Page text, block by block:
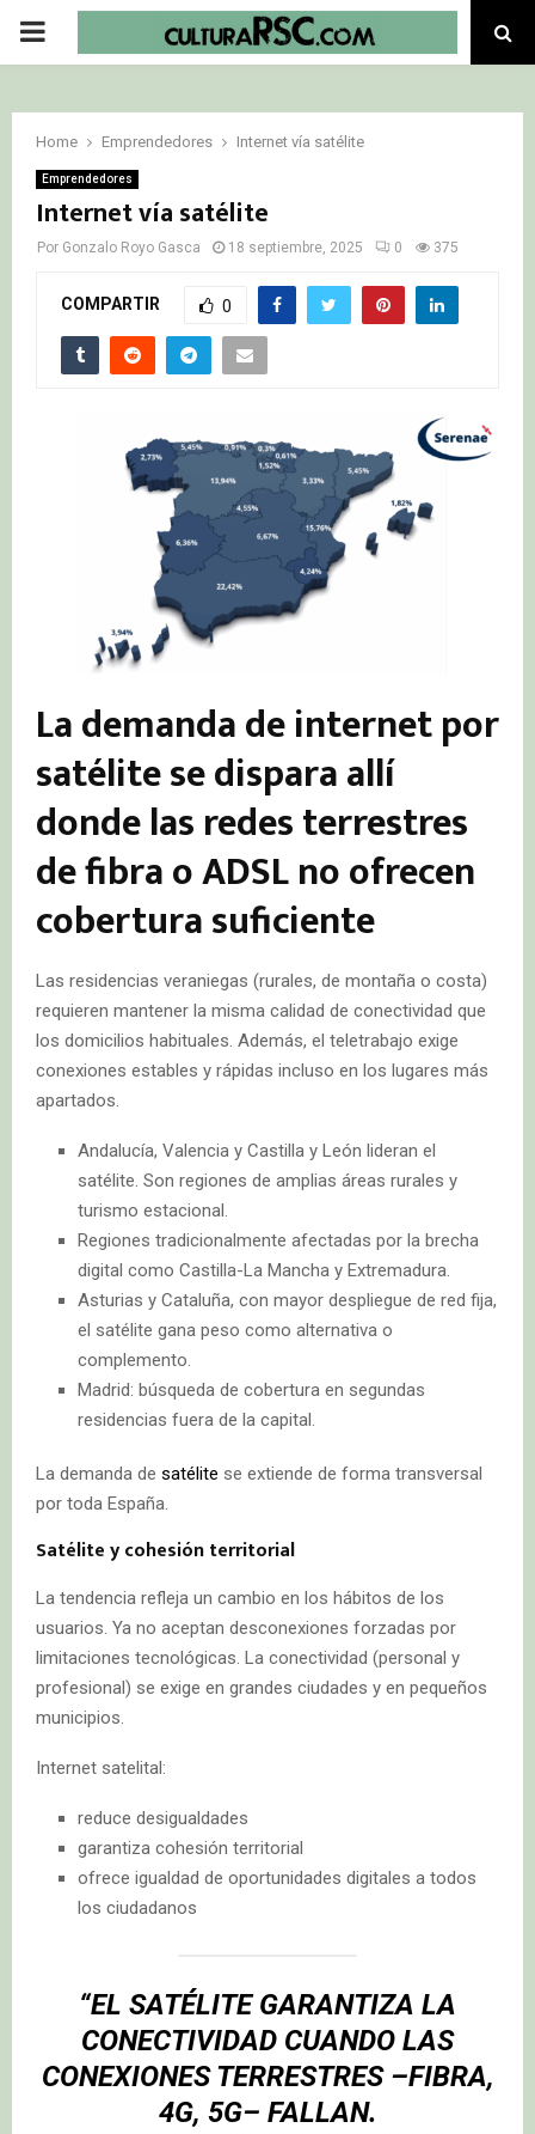
PRIMARY
Home Emprendedores Internet vía satélite
Emprendedores
Internet vía satélite
Por Gonzalo Royo Gasca 18 septiembre, 2025 0 375
COMPARTIR 0
La demanda de internet por
satélite se dispara allí
donde las redes terrestres
de fibra o ADSL no ofrecen
cobertura suficiente
Las residencias veraniegas (rurales, de montaña o costa)
requieren mantener la misma calidad de conectividad que
los domicilios habituales. Además, el teletrabajo exige
conexiones estables y rápidas incluso en los lugares más
apartados.
Andalucía, Valencia y Castilla y León lideran el
satélite. Son regiones de amplias áreas rurales y
turismo estacional.
Regiones tradicionalmente afectadas por la brecha
digital como Castilla-La Mancha y Extremadura.
Asturias y Cataluña, con mayor despliegue de red fija,
el satélite gana peso como alternativa o
complemento.
Madrid: búsqueda de cobertura en segundas
residencias fuera de la capital.
La demanda de satélite se extiende de forma transversal
por toda España.
Satélite y cohesión territorial
La tendencia refleja un cambio en los hábitos de los
usuarios. Ya no aceptan desconexiones forzadas por
limitaciones tecnológicas. La conectividad (personal y
profesional) se exige en grandes ciudades y en pequeños
municipios.
Internet satelital:
reduce desigualdades
garantiza cohesión territorial
ofrece igualdad de oportunidades digitales a todos
los ciudadanos
“EL SATÉLITE GARANTIZA LA
CONECTIVIDAD CUANDO LAS
CONEXIONES TERRESTRES –FIBRA,
4G, 5G– FALLAN.